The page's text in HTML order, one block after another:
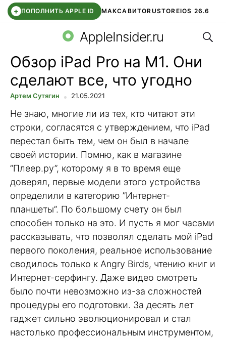
+ ПОПОЛНИТЬ APPLE ID МАКСАВИТОRUSTOREIOS 26.6
СБЕР КИДС ВТБ ОНЛАЙН ЧАТ В ROBLOX
AppleInsider.ru
Обзор iPad Pro на M1. Они
сделают все, что угодно
Артем Сутягин 21.05.2021
Не знаю, многие ли из тех, кто читают эти
строки, согласятся с утверждением, что iPad
перестал быть тем, чем он был в начале
своей истории. Помню, как в магазине
”Плеер.ру”, которому я в то время еще
доверял, первые модели этого устройства
определили в категорию ”Интернет-
планшеты”. По большому счету он был
способен только на это. И пусть я мог часами
рассказывать, что позволял сделать мой iPad
первого поколения, реальное использование
сводилось только к Angry Birds, чтению книг и
Интернет-серфингу. Даже видео смотреть
было почти невозможно из-за сложностей
процедуры его подготовки. За десять лет
гаджет сильно эволюционировал и стал
настолько профессиональным инструментом,